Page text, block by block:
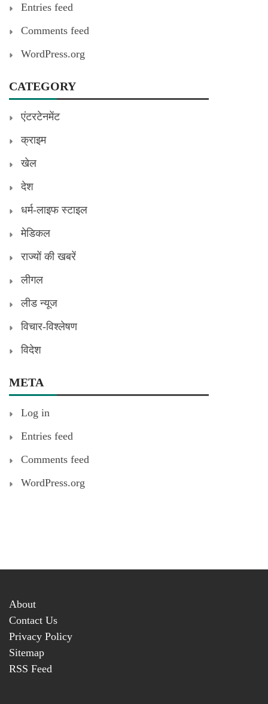
Entries feed
Comments feed
WordPress.org
CATEGORY
एंटरटेनमेंट
क्राइम
खेल
देश
धर्म-लाइफ स्टाइल
मेडिकल
राज्यों की खबरें
लीगल
लीड न्यूज
विचार-विश्लेषण
विदेश
META
Log in
Entries feed
Comments feed
WordPress.org
About
Contact Us
Privacy Policy
Sitemap
RSS Feed